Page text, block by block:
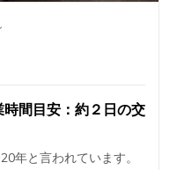
間目安：約２日の交
年と言われています。